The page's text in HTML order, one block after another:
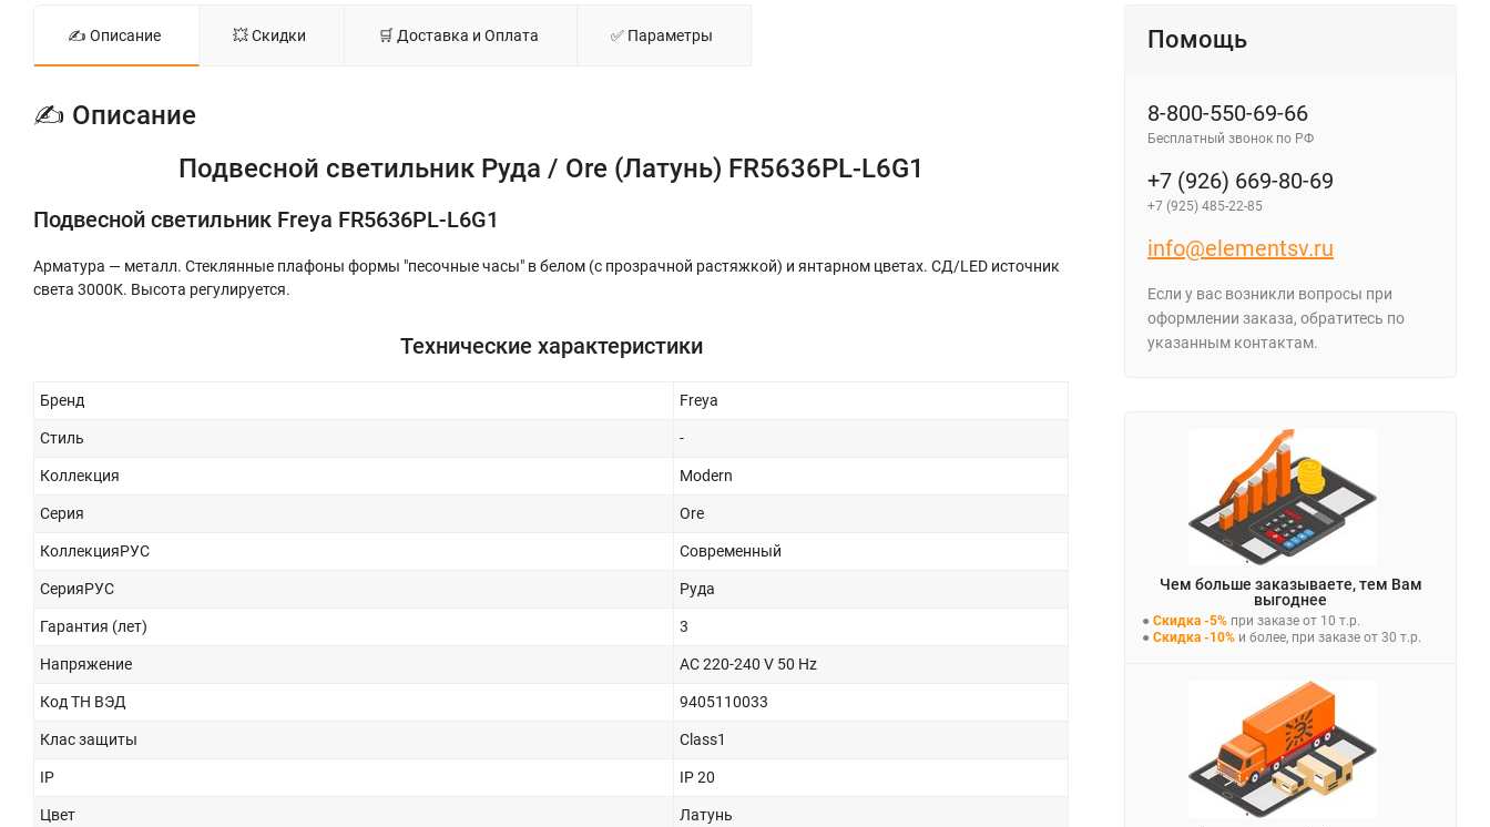
✍ Описание 💥 Скидки 🛒 Доставка и Оплата ✅ Параметры
✍ Описание
Подвесной светильник Руда / Ore (Латунь) FR5636PL-L6G1
Подвесной светильник Freya FR5636PL-L6G1
Арматура — металл. Стеклянные плафоны формы "песочные часы" в белом (с прозрачной растяжкой) и янтарном цветах. СД/LED источник
света 3000К. Высота регулируется.
Технические характеристики
Бренд Freya
Стиль -
Коллекция Modern
Серия Ore
КоллекцияРУС Современный
СерияРУС Руда
Гарантия (лет) 3
Напряжение AC 220-240 V 50 Hz
Код ТН ВЭД 9405110033
Клас защиты Class1
IP IP 20
Цвет Латунь
Помощь
8-800-550-69-66
Бесплатный звонок по РФ
+7 (926) 669-80-69
+7 (925) 485-22-85
info@elementsv.ru
Если у вас возникли вопросы при
оформлении заказа, обратитесь по
указанным контактам.
Чем больше заказываете, тем Вам
выгоднее
● Скидка -5% при заказе от 10 т.р.
● Скидка -10% и более, при заказе от 30 т.р.